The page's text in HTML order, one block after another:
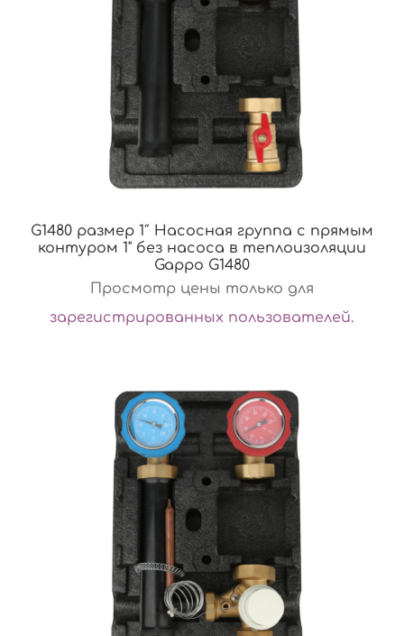
G1480 размер 1″ Насосная группа с прямым
контуром 1" без насоса в теплоизоляции
Gappo G1480
Просмотр цены только для
зарегистрированных пользователей.